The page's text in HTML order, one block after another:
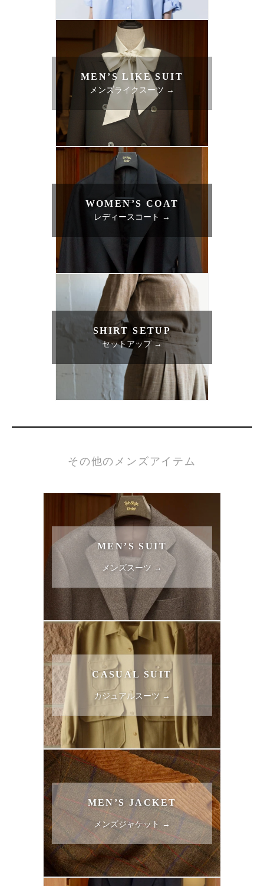
MEN’S LIKE SUIT
メンズライクスーツ →
WOMEN’S COAT
レディースコート →
SHIRT SETUP
セットアップ →
その他のメンズアイテム
MEN’S SUIT
メンズスーツ →
CASUAL SUIT
カジュアルスーツ →
MEN’S JACKET
メンズジャケット →